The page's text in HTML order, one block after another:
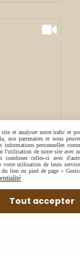
et analyser notre trafic et
nos partenaires et nous
informations personnelles
l'utilisation de notre site avec
combiner celles-ci avec
votre utilisation de leurs
lien en pied de page «
Tout accepter